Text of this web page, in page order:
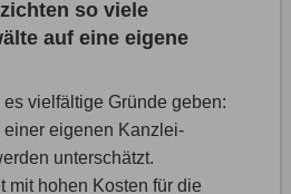
so viele
auf eine eigene
es vielfältige Gründe geben:
einer eigenen Kanzlei-
unterschätzt.
mit hohen Kosten für die